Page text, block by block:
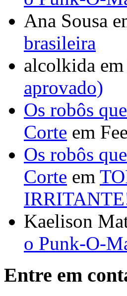
Ana Sousa
brasileira
alcolkida em
aprovado)
Os robôs
Corte em
Os robôs
Corte em
Kaelison
o Punk-O-
Entre em